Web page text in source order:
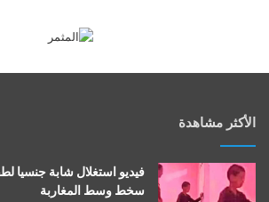
الأكثر مشاهدة
فيديو استغلال شابة جنسيا
سخط وسط المغاربة